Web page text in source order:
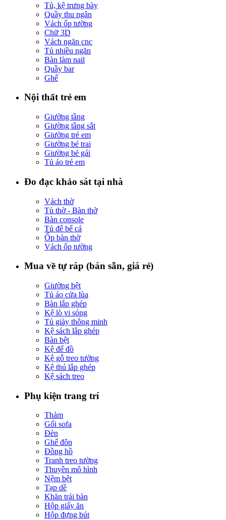
Tủ, kệ trưng bày
Quầy thu ngân
Vách ốp tường
Chữ 3D
Vách ngăn cnc
Tủ nhiều ngăn
Bàn làm nail
Quầy bar
Ghế
Nội thất trẻ em
Giường tầng
Giường tầng sắt
Giường trẻ em
Giường bé trai
Giường bé gái
Tủ áo trẻ em
Đo đạc khảo sát tại nhà
Vách thờ
Tủ thờ - Bàn thờ
Bàn console
Tủ để bể cá
Ốp bàn thờ
Vách ốp tường
Mua về tự ráp (bán sẵn, giá rẻ)
Giường bệt
Tủ áo cửa lùa
Bàn lắp ghép
Kệ lò vi sóng
Tủ giày thông minh
Kệ sách lắp ghép
Bàn bệt
Kệ để đồ
Kệ gỗ treo tường
Kệ thú lắp ghép
Kệ sách treo
Phụ kiện trang trí
Thảm
Gối sofa
Đèn
Ghế đôn
Đồng hồ
Tranh treo tường
Thuyền mô hình
Nệm bệt
Tạp dề
Khăn trải bàn
Hộp giấy ăn
Hộp đựng bút